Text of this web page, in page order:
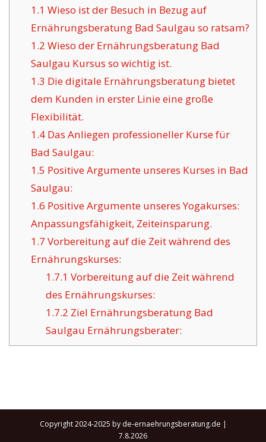
1.1 Wieso ist der Besuch in Bezug auf
Ernährungsberatung Bad Saulgau so ratsam?
1.2 Wieso der Ernährungsberatung Bad
Saulgau Kursus so wichtig ist.
1.3 Die digitale Ernährungsberatung bietet
dem Kunden in erster Linie eine große
Flexibilität.
1.4Das Anliegen professioneller Kurse für
Bad Saulgau:
1.5 Positive Argumente unseres Kurses in Bad
Saulgau:
1.6 Positive Argumente unseres Yogakurses:
Anpassungsfähigkeit, Zeiteinsparung.
1.7 Vorbereitung auf die Zeit während des
Ernährungskurses:
1.7.1 Vorbereitung auf die Zeit während
des Ernährungskurses:
1.7.2 Ziel Ernährungsberatung Bad
Saulgau Ernährungsberater:
Copyright 2024-2025 by de-ernaehrungsberatung.de |
7.8.2026